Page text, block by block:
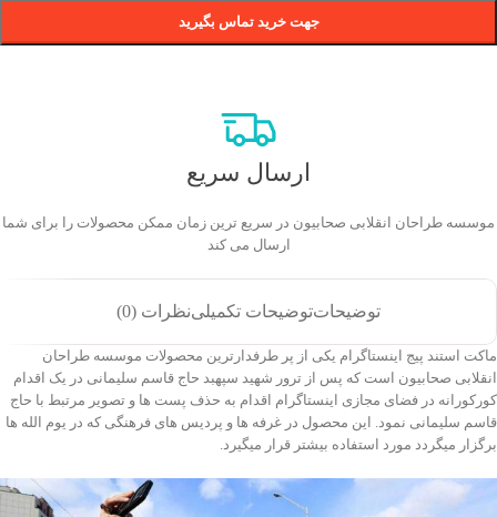
جهت خرید تماس بگیرید
ارسال سریع
موسسه طراحان انقلابی صحابیون در سریع ترین زمان ممکن محصولات را برای شما
ارسال می کند
توضیحاتتوضیحات تکمیلینظرات (0)
ماکت استند پیج اینستاگرام یکی از پر طرفدارترین محصولات موسسه طراحان
انقلابی صحابیون است که پس از ترور شهید سپهبد حاج قاسم سلیمانی در یک اقدام
کورکورانه در فضای مجازی اینستاگرام اقدام به حذف پست ها و تصویر مرتبط با حاج
قاسم سلیمانی نمود. این محصول در غرفه ها و پردیس های فرهنگی که در یوم الله ها
برگزار میگردد مورد استفاده بیشتر قرار میگیرد.